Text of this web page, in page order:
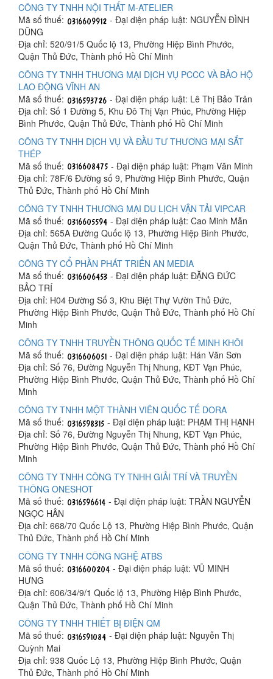
CÔNG TY TNHH NỘI THẤT M-ATELIER
Mã số thuế:
- Đại diện pháp luật: NGUYỄN ĐÌNH
DŨNG
Địa chỉ: 520/91/5 Quốc lộ 13, Phường Hiệp Bình Phước,
Quận Thủ Đức, Thành phố Hồ Chí Minh
CÔNG TY TNHH THƯƠNG MẠI DỊCH VỤ PCCC VÀ BẢO HỘ
LAO ĐỘNG VĨNH AN
Mã số thuế:
- Đại diện pháp luật: Lê Thị Bảo Trân
Địa chỉ: Số 1 Đường 5, Khu Đô Thị Vạn Phúc, Phường Hiệp
Bình Phước, Quận Thủ Đức, Thành phố Hồ Chí Minh
CÔNG TY TNHH DỊCH VỤ VÀ ĐẦU TƯ THƯƠNG MẠI SẮT
THÉP
Mã số thuế:
- Đại diện pháp luật: Phạm Văn Minh
Địa chỉ: 78F/6 Đường số 9, Phường Hiệp Bình Phước, Quận
Thủ Đức, Thành phố Hồ Chí Minh
CÔNG TY TNHH THƯƠNG MẠI DU LỊCH VẬN TẢI VIPCAR
Mã số thuế:
- Đại diện pháp luật: Cao Minh Mẫn
Địa chỉ: 565A Đường Quốc lộ 13, Phường Hiệp Bình Phước,
Quận Thủ Đức, Thành phố Hồ Chí Minh
CÔNG TY CỔ PHẦN PHÁT TRIỂN AN MEDIA
Mã số thuế:
- Đại diện pháp luật: ĐẶNG ĐỨC
BẢO TRÍ
Địa chỉ: H04 Đường Số 3, Khu Biệt Thự Vườn Thủ Đức,
Phường Hiệp Bình Phước, Quận Thủ Đức, Thành phố Hồ Chí
Minh
CÔNG TY TNHH TRUYỀN THÔNG QUỐC TẾ MINH KHÔI
Mã số thuế:
- Đại diện pháp luật: Hán Văn Sơn
Địa chỉ: Số 76, Đường Nguyễn Thị Nhung, KĐT Vạn Phúc,
Phường Hiệp Bình Phước, Quận Thủ Đức, Thành phố Hồ Chí
Minh
CÔNG TY TNHH MỘT THÀNH VIÊN QUỐC TẾ DORA
Mã số thuế:
- Đại diện pháp luật: PHẠM THỊ HẠNH
Địa chỉ: Số 76, Đường Nguyễn Thị Nhung, KĐT Vạn Phúc,
Phường Hiệp Bình Phước, Quận Thủ Đức, Thành phố Hồ Chí
Minh
CÔNG TY TNHH CÔNG TY TNHH GIẢI TRÍ VÀ TRUYỀN
THÔNG ONESHOT
Mã số thuế:
- Đại diện pháp luật: TRẦN NGUYỄN
NGỌC HÂN
Địa chỉ: 668/70 Quốc Lộ 13, Phường Hiệp Bình Phước, Quận
Thủ Đức, Thành phố Hồ Chí Minh
CÔNG TY TNHH CÔNG NGHỆ ATBS
Mã số thuế:
- Đại diện pháp luật: VŨ MINH
HƯNG
Địa chỉ: 606/34/9/1 Quốc lộ 13, Phường Hiệp Bình Phước,
Quận Thủ Đức, Thành phố Hồ Chí Minh
CÔNG TY TNHH THIẾT BỊ ĐIỆN QM
Mã số thuế:
- Đại diện pháp luật: Nguyễn Thị
Quỳnh Mai
Địa chỉ: 938 Quốc Lộ 13, Phường Hiệp Bình Phước, Quận
Thủ Đức, Thành phố Hồ Chí Minh